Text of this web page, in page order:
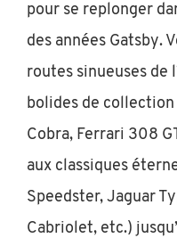
pour se replonger
des années Gatsby.
routes sinueuses de
bolides de collection
Cobra, Ferrari 308
aux classiques
Speedster, Jaguar
Cabriolet, etc.)